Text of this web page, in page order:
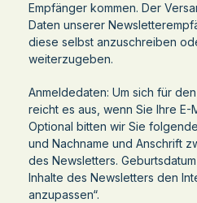
Empfänger kommen. Der
Daten unserer
diese selbst anzuschreiben
weiterzugeben.
Anmeldedaten: Um sich für
reicht es aus, wenn Sie Ihre E-
Optional bitten wir Sie
und Nachname und Anschrift
des Newsletters.
Inhalte des Newsletters den
anzupassen“.